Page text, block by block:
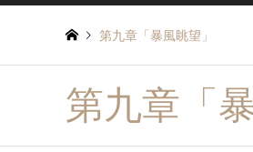
第九章「暴風眺望」
第九章「